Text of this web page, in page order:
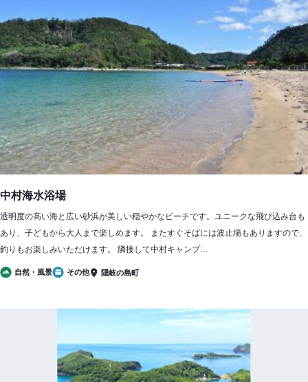
中村海水浴場
透明度の高い海と広い砂浜が美しい穏やかなビーチです。ユニークな飛び込み台も
あり、子どもから大人まで楽しめます。 またすぐそばには波止場もありますので、
釣りもお楽しみいただけます。 隣接して中村キャンプ…
自然・風景 その他 隠岐の島町